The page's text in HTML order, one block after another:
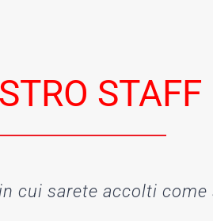
STAFF
cui sarete accolti